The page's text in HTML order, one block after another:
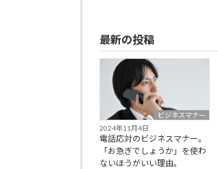
最新の投稿
ビジネスマナー
2024年11月4日
電話応対のビジネスマナー。
「お急ぎでしょうか」を使わ
ないほうがいい理由。